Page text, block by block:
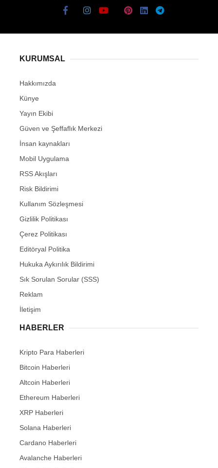
KURUMSAL
Hakkımızda
Künye
Yayın Ekibi
Güven ve Şeffaflık Merkezi
İnsan kaynakları
Mobil Uygulama
RSS Akışları
Risk Bildirimi
Kullanım Sözleşmesi
Gizlilik Politikası
Çerez Politikası
Editöryal Politika
Hukuka Aykırılık Bildirimi
Sık Sorulan Sorular (SSS)
Reklam
İletişim
HABERLER
Kripto Para Haberleri
Bitcoin Haberleri
Altcoin Haberleri
Ethereum Haberleri
XRP Haberleri
Solana Haberleri
Cardano Haberleri
Avalanche Haberleri